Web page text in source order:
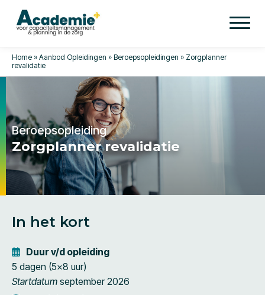
Home » Aanbod Opleidingen » Beroepsopleidingen » Zorgplanner
revalidatie
Beroepsopleiding
Zorgplanner revalidatie
In het kort
Duur v/d opleiding
5 dagen (5×8 uur)
Startdatum september 2026